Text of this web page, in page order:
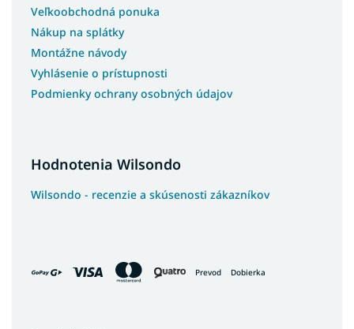
Veľkoobchodná ponuka
Nákup na splátky
Montážne návody
Vyhlásenie o prístupnosti
Podmienky ochrany osobných údajov
Hodnotenia Wilsondo
Wilsondo - recenzie a skúsenosti zákazníkov
Prevod Dobierka